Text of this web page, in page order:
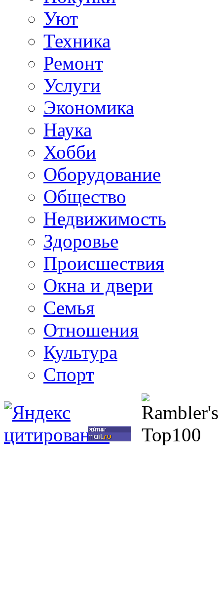
Уют
Техника
Ремонт
Услуги
Экономика
Наука
Хобби
Оборудование
Общество
Недвижимость
Здоровье
Происшествия
Окна и двери
Семья
Отношения
Культура
Спорт